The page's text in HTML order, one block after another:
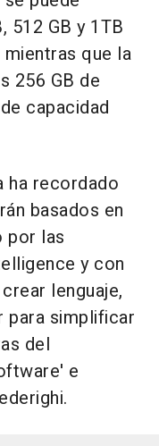
512 GB y 1TB
que la
256 GB de
capacidad
ha recordado
basados en
por las
y con
lenguaje,
para simplificar
del
e